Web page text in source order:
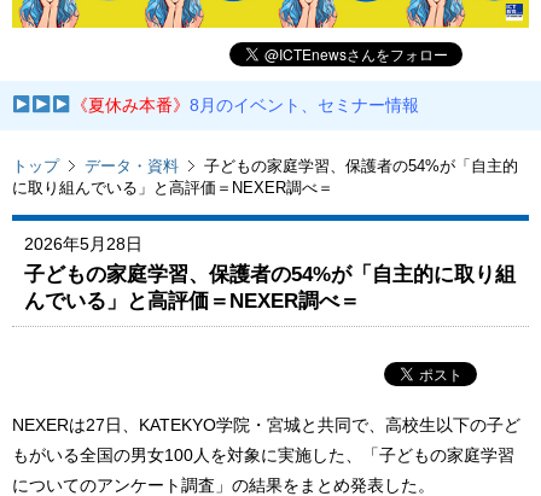
《夏休み本番》8月のイベント、セミナー情報
トップ データ・資料
子どもの家庭学習、保護者の54%が「自主的
に取り組んでいる」と高評価＝NEXER調べ＝
2026年5月28日
子どもの家庭学習、保護者の54%が「自主的に取り組
んでいる」と高評価＝NEXER調べ＝
NEXERは27日、KATEKYO学院・宮城と共同で、高校生以下の子ど
もがいる全国の男女100人を対象に実施した、「子どもの家庭学習
についてのアンケート調査」の結果をまとめ発表した。